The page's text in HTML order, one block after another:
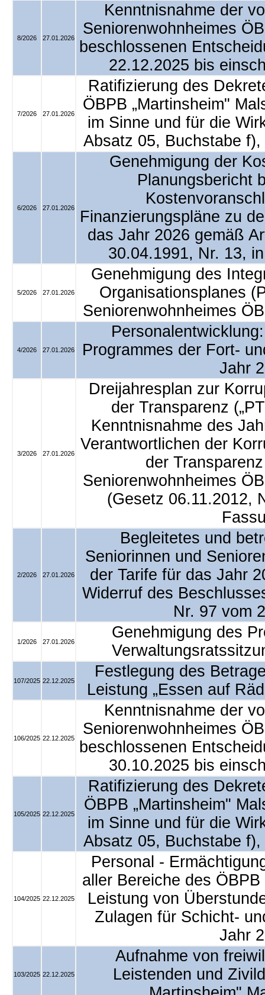
8/2026 27.01.2026
Kenntnisnahme der
Seniorenwohnheimes
beschlossenen
22.12.2025 bis
7/2026 27.01.2026
Ratifizierung des
ÖBPB „Martinsheim"
im Sinne und für die
Absatz 05, Buchstabe
6/2026 27.01.2026
Genehmigung der
Planungsbericht
Finanzierungspläne zu
das Jahr 2026 gemäß
30.04.1991, Nr. 13,
5/2026 27.01.2026
Genehmigung des
Organisationsplanes
Seniorenwohnheimes
4/2026 27.01.2026
Programmes der Fort-
Jahr
3/2026 27.01.2026
Dreijahresplan zur
der Transparenz
Kenntnisnahme des
Verantwortlichen der
der
Seniorenwohnheimes
(Gesetz 06.11.2012,
2/2026 27.01.2026
Begleitetes und
Seniorinnen und
der Tarife für das Jahr
Widerruf des
Nr. 97 vom
1/2026 27.01.2026
Genehmigung des
107/2025 22.12.2025
Festlegung des
Leistung „Essen auf
106/2025 22.12.2025
Kenntnisnahme der
Seniorenwohnheimes
beschlossenen
30.10.2025 bis
105/2025 22.12.2025
Ratifizierung des
ÖBPB „Martinsheim"
im Sinne und für die
Absatz 05, Buchstabe
104/2025 22.12.2025
Personal -
aller Bereiche des
Leistung von
Zulagen für Schicht-
Jahr
103/2025 22.12.2025
Aufnahme von
Leistenden und